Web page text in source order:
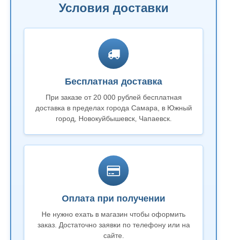
Условия доставки
Бесплатная доставка
При заказе от 20 000 рублей бесплатная
доставка в пределах города Самара, в Южный
город, Новокуйбышевск, Чапаевск.
Оплата при получении
Не нужно ехать в магазин чтобы оформить
заказ. Достаточно заявки по телефону или на
сайте.